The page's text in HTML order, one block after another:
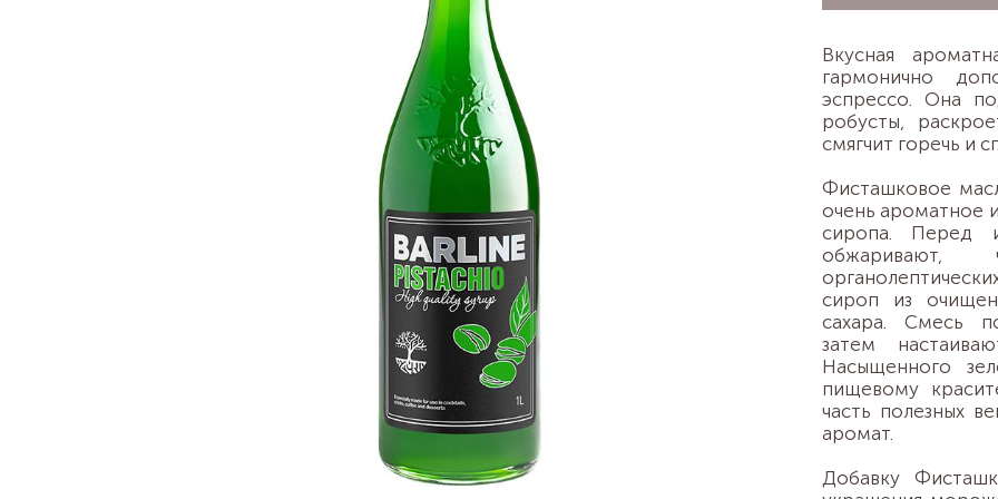
Вкусная
гармонично
эспрессо. Она
робусты,
смягчит горечь и
Фисташковое
очень ароматное
сиропа. Перед
обжаривают,
сироп из
сахара. Смесь
затем
Насыщенного
пищевому
часть полезных
аромат.
Добавку